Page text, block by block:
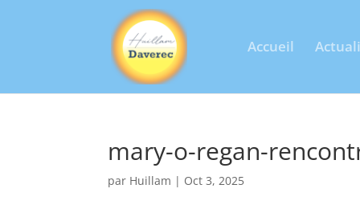
Accueil
mary-o-regan-
par Huillam | Oct 3, 2025